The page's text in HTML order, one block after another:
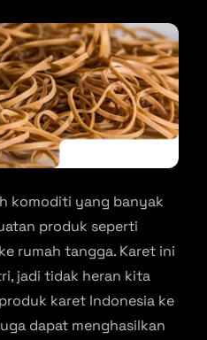
komoditi yang banyak
produk seperti
rumah tangga. Karet ini
jadi tidak heran kita
karet Indonesia ke
dapat menghasilkan